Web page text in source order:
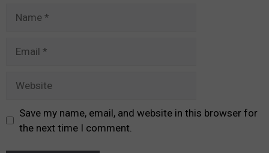
Save my name, email, and website in this browser for
the next time I comment.